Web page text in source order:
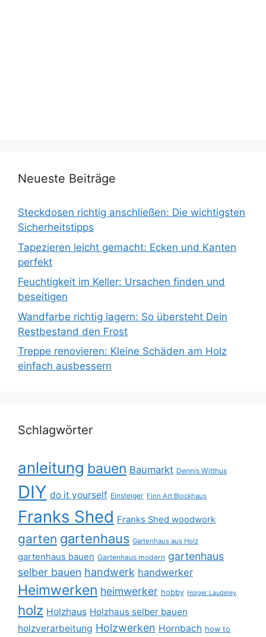
Neueste Beiträge
Steckdosen richtig anschließen: Die wichtigsten
Sicherheitstipps
Tapezieren leicht gemacht: Ecken und Kanten
perfekt
Feuchtigkeit im Keller: Ursachen finden und
beseitigen
Wandfarbe richtig lagern: So übersteht Dein
Restbestand den Frost
Treppe renovieren: Kleine Schäden am Holz
einfach ausbessern
Schlagwörter
anleitung bauen Baumarkt Dennis Witthus
DIY do it yourself Einsteiger Finn Art Blockhaus
Franks Shed Franks Shed woodwork
garten gartenhaus Gartenhaus aus Holz
gartenhaus bauen Gartenhaus modern gartenhaus
selber bauen handwerk handwerker
Heimwerken heimwerker hobby Holger Laudeley
holz Holzhaus Holzhaus selber bauen
holzverarbeitung Holzwerken Hornbach how to